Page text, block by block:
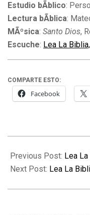
Estudio bÃ­blico:
Lectura bÃ­blica:
MÃºsica: Santo Dios,
Escuche: Lea La
COMPARTE ESTO:
Facebook
06-
11
Previous Post: Lea
Next Post: Lea La